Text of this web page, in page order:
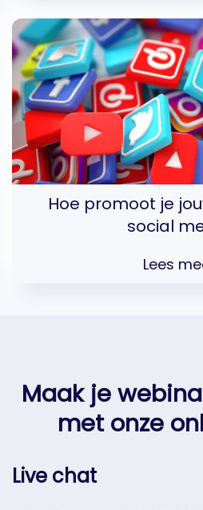
Hoe promoot je
social
Lees
Maak je
met onze
Live chat